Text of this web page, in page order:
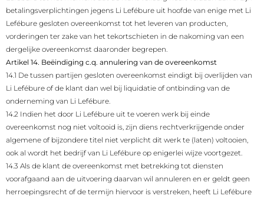
betalingsverplichtingen jegens Li Lefébure uit hoofde van enige met Li
Lefébure gesloten overeenkomst tot het leveren van producten,
vorderingen ter zake van het tekortschieten in de nakoming van een
dergelijke overeenkomst daaronder begrepen.
Artikel 14. Beëindiging c.q. annulering van de overeenkomst
14.1 De tussen partijen gesloten overeenkomst eindigt bij overlijden van
Li Lefébure of de klant dan wel bij liquidatie of ontbinding van de
onderneming van Li Lefébure.
14.2 Indien het door Li Lefébure uit te voeren werk bij einde
overeenkomst nog niet voltooid is, zijn diens rechtverkrijgende onder
algemene of bijzondere titel niet verplicht dit werk te (laten) voltooien,
ook al wordt het bedrijf van Li Lefébure op enigerlei wijze voortgezet.
14.3 Als de klant de overeenkomst met betrekking tot diensten
voorafgaand aan de uitvoering daarvan wil annuleren en er geldt geen
herroepingsrecht of de termijn hiervoor is verstreken, heeft Li Lefébure